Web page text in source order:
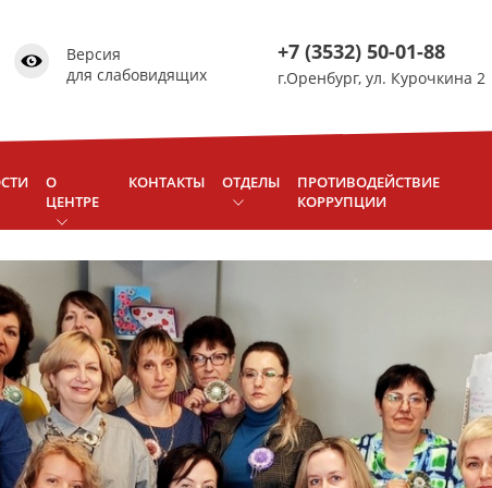
Версия
для слабовидящих
+7 (3532) 50-01-88
г.Оренбург, ул. Курочкина 2
О
ЦЕНТРЕ
КОНТАКТЫ ОТДЕЛЫ
ПРОТИВОДЕЙСТВИЕ
КОРРУПЦИИ